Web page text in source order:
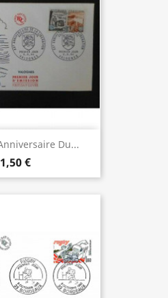
Du...
1,50 €